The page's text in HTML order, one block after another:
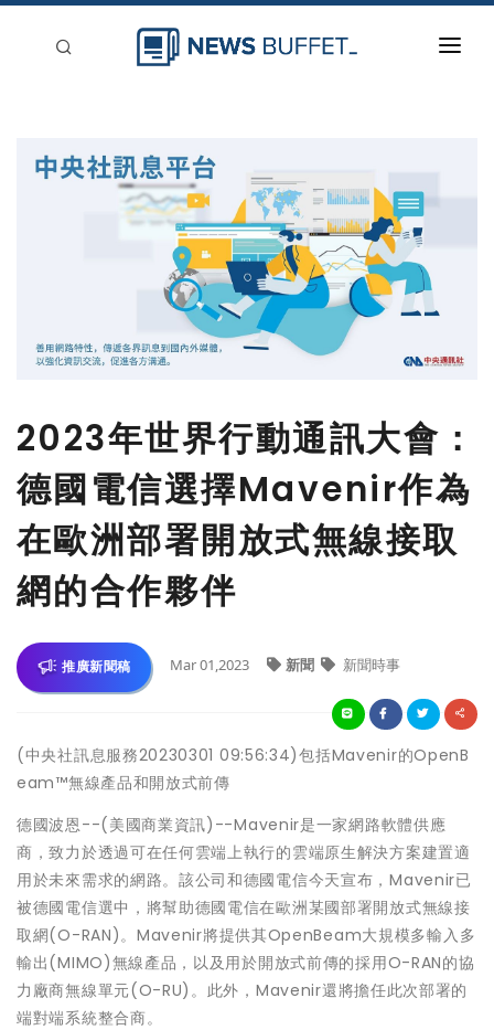
2023年世界行動通訊大會：
德國電信選擇Mavenir作為
在歐洲部署開放式無線接取
網的合作夥伴
推廣新聞稿 Mar 01,2023 新聞 新聞時事
(中央社訊息服務20230301 09:56:34)包括Mavenir的OpenB
eam™無線產品和開放式前傳
德國波恩--(美國商業資訊)--Mavenir是一家網路軟體供應
商，致力於透過可在任何雲端上執行的雲端原生解決方案建置適
用於未來需求的網路。該公司和德國電信今天宣布，Mavenir已
被德國電信選中，將幫助德國電信在歐洲某國部署開放式無線接
取網(O-RAN)。Mavenir將提供其OpenBeam大規模多輸入多
輸出(MIMO)無線產品，以及用於開放式前傳的採用O-RAN的協
力廠商無線單元(O-RU)。此外，Mavenir還將擔任此次部署的
端對端系統整合商。